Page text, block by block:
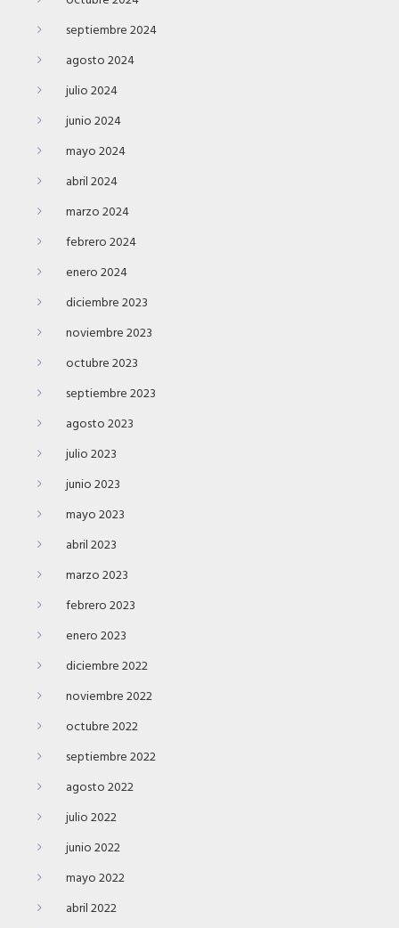
septiembre 2024
agosto 2024
julio 2024
junio 2024
mayo 2024
abril 2024
marzo 2024
febrero 2024
enero 2024
diciembre 2023
noviembre 2023
octubre 2023
septiembre 2023
agosto 2023
julio 2023
junio 2023
mayo 2023
abril 2023
marzo 2023
febrero 2023
enero 2023
diciembre 2022
noviembre 2022
octubre 2022
septiembre 2022
agosto 2022
julio 2022
junio 2022
mayo 2022
abril 2022